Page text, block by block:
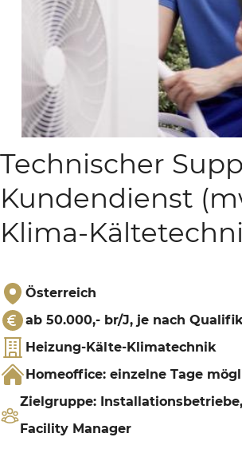
Technischer
Kundendienst
Klima-
Österreich
ab 50.000,- br/J, je nach
Heizung-Kälte-Klimatechnik
Homeoffice: einzelne Tage
Zielgruppe:
Facility Manager